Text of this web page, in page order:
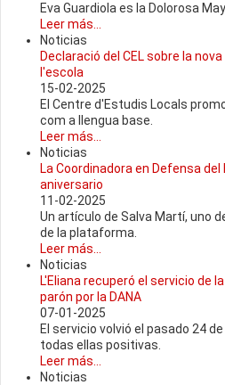
Eva Guardiola es la Dolorosa
Leer más...
Noticias
Declaració del CEL sobre la
l'escola
15-02-2025
El Centre d'Estudis Locals
com a llengua base.
Leer más...
Noticias
La Coordinadora en Defensa
aniversario
11-02-2025
Un artículo de Salva Martí, uno
de la plataforma.
Leer más...
Noticias
L'Eliana recuperó el servicio de
parón por la DANA
07-01-2025
El servicio volvió el pasado 24
todas ellas positivas.
Leer más...
Noticias